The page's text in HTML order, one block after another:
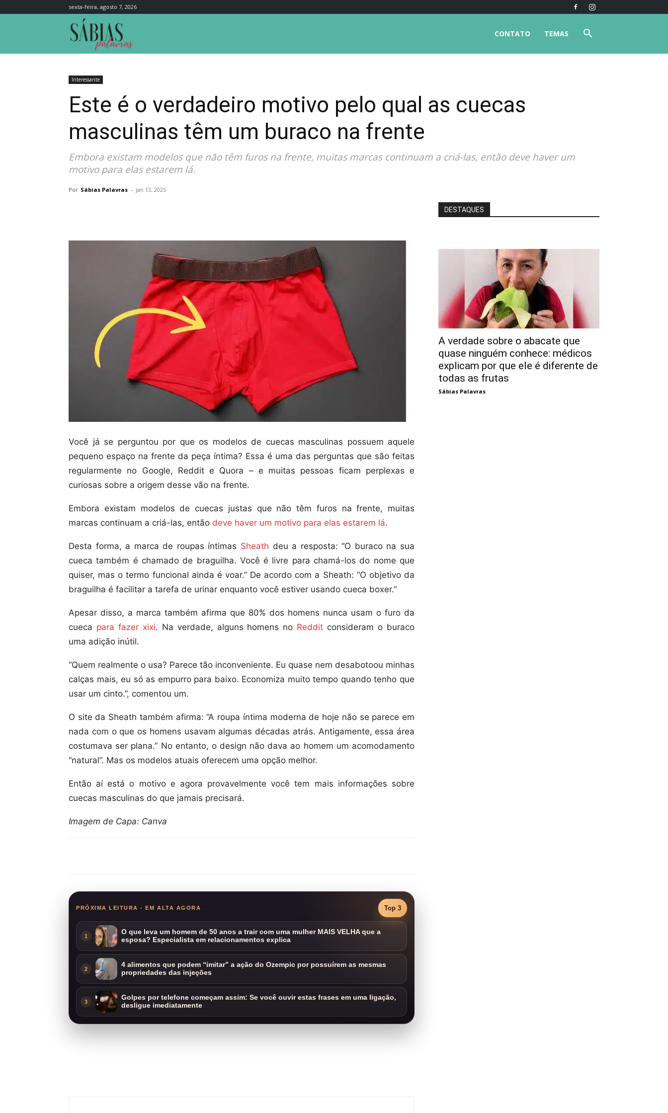
sexta-feira, agosto 7, 2026
TEMAS
CONTATO
Interessante
Este é o verdadeiro motivo pelo qual as cuecas
masculinas têm um buraco na frente
Embora existam modelos que não têm furos na frente, muitas marcas continuam a criá-las, então deve haver um
motivo para elas estarem lá.
Por Sábias Palavras - jan 13, 2025
Você já se perguntou por que os modelos de cuecas masculinas possuem aquele
pequeno espaço na frente da peça íntima? Essa é uma das perguntas que são feitas
regularmente no Google, Reddit e Quora – e muitas pessoas ficam perplexas e
curiosas sobre a origem desse vão na frente.
Embora existam modelos de cuecas justas que não têm furos na frente, muitas
marcas continuam a criá-las, então deve haver um motivo para elas estarem lá.
Desta forma, a marca de roupas íntimas Sheath deu a resposta: “O buraco na sua
cueca também é chamado de braguilha. Você é livre para chamá-los do nome que
quiser, mas o termo funcional ainda é voar.” De acordo com a Sheath: “O objetivo da
braguilha é facilitar a tarefa de urinar enquanto você estiver usando cueca boxer.”
Apesar disso, a marca também afirma que 80% dos homens nunca usam o furo da
cueca para fazer xixi. Na verdade, alguns homens no Reddit consideram o buraco
uma adição inútil.
“Quem realmente o usa? Parece tão inconveniente. Eu quase nem desabotoou minhas
calças mais, eu só as empurro para baixo. Economiza muito tempo quando tenho que
usar um cinto.”, comentou um.
O site da Sheath também afirma: “A roupa íntima moderna de hoje não se parece em
nada com o que os homens usavam algumas décadas atrás. Antigamente, essa área
costumava ser plana.” No entanto, o design não dava ao homem um acomodamento
“natural”. Mas os modelos atuais oferecem uma opção melhor.
Então aí está o motivo e agora provavelmente você tem mais informações sobre
cuecas masculinas do que jamais precisará.
Imagem de Capa: Canva
PRÓXIMA LEITURA - EM ALTA AGORA Top 3
1
O que leva um homem de 50 anos a trair com uma mulher MAIS VELHA que a
esposa? Especialista em relacionamentos explica
2
4 alimentos que podem “imitar” a ação do Ozempic por possuírem as mesmas
propriedades das injeções
3
Golpes por telefone começam assim: Se você ouvir estas frases em uma ligação,
desligue imediatamente
DESTAQUES
A verdade sobre o abacate que
quase ninguém conhece: médicos
explicam por que ele é diferente de
todas as frutas
Sábias Palavras